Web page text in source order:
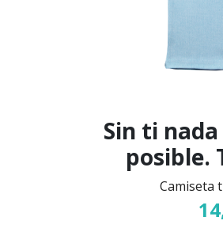
Sin ti
posible.
Camiseta